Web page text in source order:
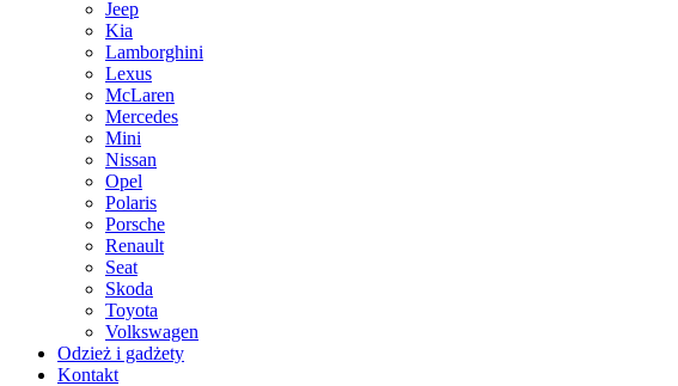
Jeep
Kia
Lamborghini
Lexus
McLaren
Mercedes
Mini
Nissan
Opel
Polaris
Porsche
Renault
Seat
Skoda
Toyota
Volkswagen
Odzież i gadżety
Kontakt